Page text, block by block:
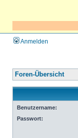
Anmelden
Foren-Übersicht
Benutzername:
Passwort: